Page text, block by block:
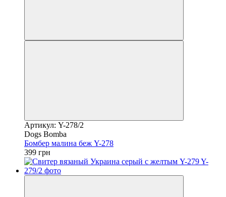
Артикул: Y-278/2
Dogs Bomba
Бомбер малина беж Y-278
399 грн